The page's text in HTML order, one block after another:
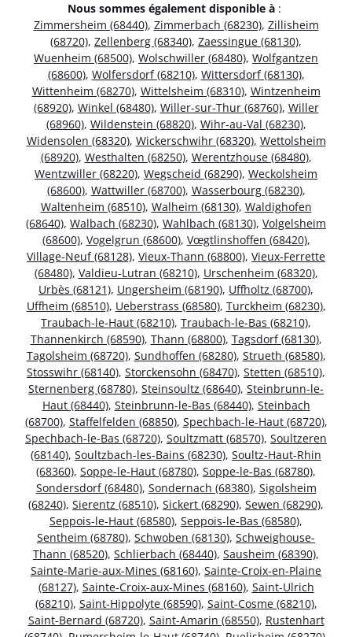
Nous sommes également disponible à :
Zimmersheim (68440), Zimmerbach (68230), Zillisheim
(68720), Zellenberg (68340), Zaessingue (68130),
Wuenheim (68500), Wolschwiller (68480), Wolfgantzen
(68600), Wolfersdorf (68210), Wittersdorf (68130),
Wittenheim (68270), Wittelsheim (68310), Wintzenheim
(68920), Winkel (68480), Willer-sur-Thur (68760), Willer
(68960), Wildenstein (68820), Wihr-au-Val (68230),
Widensolen (68320), Wickerschwihr (68320), Wettolsheim
(68920), Westhalten (68250), Werentzhouse (68480),
Wentzwiller (68220), Wegscheid (68290), Weckolsheim
(68600), Wattwiller (68700), Wasserbourg (68230),
Waltenheim (68510), Walheim (68130), Waldighofen
(68640), Walbach (68230), Wahlbach (68130), Volgelsheim
(68600), Vogelgrun (68600), Vœgtlinshoffen (68420),
Village-Neuf (68128), Vieux-Thann (68800), Vieux-Ferrette
(68480), Valdieu-Lutran (68210), Urschenheim (68320),
Urbès (68121), Ungersheim (68190), Uffholtz (68700),
Uffheim (68510), Ueberstrass (68580), Turckheim (68230),
Traubach-le-Haut (68210), Traubach-le-Bas (68210),
Thannenkirch (68590), Thann (68800), Tagsdorf (68130),
Tagolsheim (68720), Sundhoffen (68280), Strueth (68580),
Stosswihr (68140), Storckensohn (68470), Stetten (68510),
Sternenberg (68780), Steinsoultz (68640), Steinbrunn-le-
Haut (68440), Steinbrunn-le-Bas (68440), Steinbach
(68700), Staffelfelden (68850), Spechbach-le-Haut (68720),
Spechbach-le-Bas (68720), Soultzmatt (68570), Soultzeren
(68140), Soultzbach-les-Bains (68230), Soultz-Haut-Rhin
(68360), Soppe-le-Haut (68780), Soppe-le-Bas (68780),
Sondersdorf (68480), Sondernach (68380), Sigolsheim
(68240), Sierentz (68510), Sickert (68290), Sewen (68290),
Seppois-le-Haut (68580), Seppois-le-Bas (68580),
Sentheim (68780), Schwoben (68130), Schweighouse-
Thann (68520), Schlierbach (68440), Sausheim (68390),
Sainte-Marie-aux-Mines (68160), Sainte-Croix-en-Plaine
(68127), Sainte-Croix-aux-Mines (68160), Saint-Ulrich
(68210), Saint-Hippolyte (68590), Saint-Cosme (68210),
Saint-Bernard (68720), Saint-Amarin (68550), Rustenhart